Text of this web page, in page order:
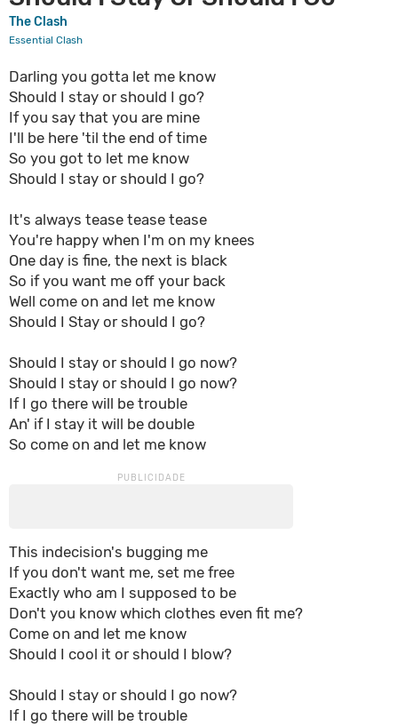
The Clash
Essential Clash
Darling you gotta let me know
Should I stay or should I go?
If you say that you are mine
I'll be here 'til the end of time
So you got to let me know
Should I stay or should I go?
It's always tease tease tease
You're happy when I'm on my knees
One day is fine, the next is black
So if you want me off your back
Well come on and let me know
Should I Stay or should I go?
Should I stay or should I go now?
Should I stay or should I go now?
If I go there will be trouble
An' if I stay it will be double
So come on and let me know
This indecision's bugging me
If you don't want me, set me free
Exactly who am I supposed to be
Don't you know which clothes even fit me?
Come on and let me know
Should I cool it or should I blow?
Should I stay or should I go now?
If I go there will be trouble